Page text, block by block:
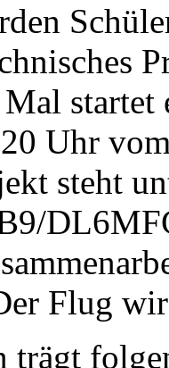
startet
Uhr
steht
Flug
trägt